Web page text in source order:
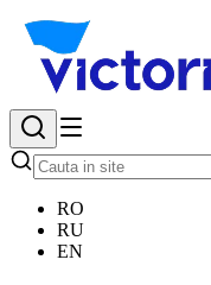
RO
RU
EN